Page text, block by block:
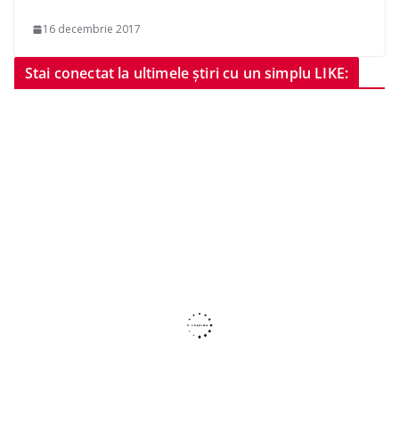
16 decembrie 2017
Stai conectat la ultimele știri cu un simplu LIKE: